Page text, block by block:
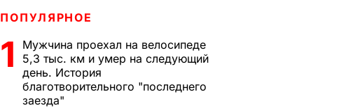
ПОПУЛЯРНОЕ
1
Мужчина проехал на велосипеде
5,3 тыс. км и умер на следующий
день. История
благотворительного "последнего
заезда"